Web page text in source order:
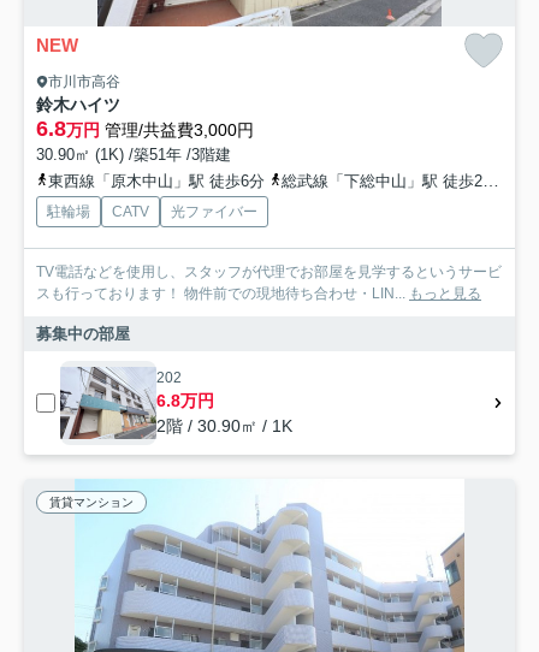
NEW
市川市高谷
鈴木ハイツ
6.8万円 管理/共益費3,000円
30.90㎡ (1K) /築51年 /3階建
東西線「原木中山」駅 徒歩6分
総武線「下総中山」駅 徒歩23分
駐輪場 CATV 光ファイバー
TV電話などを使用し、スタッフが代理でお部屋を見学するというサービ
スも行っております！ 物件前での現地待ち合わせ・LIN... もっと見る
募集中の部屋
202
6.8万円
2階 / 30.90㎡ / 1K
賃貸マンション